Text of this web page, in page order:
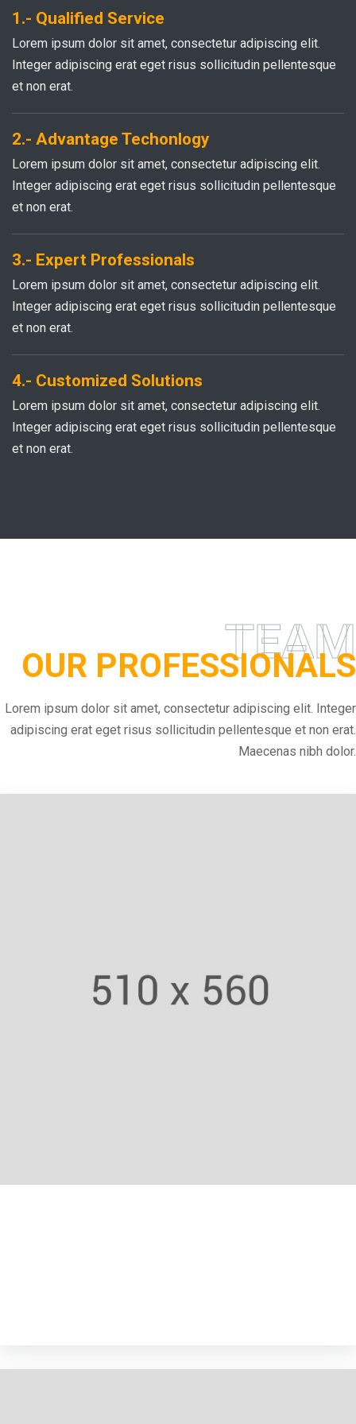
1.- Qualified Service
Lorem ipsum dolor sit amet, consectetur adipiscing elit.
Integer adipiscing erat eget risus sollicitudin pellentesque
et non erat.
2.- Advantage Techonlogy
Lorem ipsum dolor sit amet, consectetur adipiscing elit.
Integer adipiscing erat eget risus sollicitudin pellentesque
et non erat.
3.- Expert Professionals
Lorem ipsum dolor sit amet, consectetur adipiscing elit.
Integer adipiscing erat eget risus sollicitudin pellentesque
et non erat.
4.- Customized Solutions
Lorem ipsum dolor sit amet, consectetur adipiscing elit.
Integer adipiscing erat eget risus sollicitudin pellentesque
et non erat.
TEAM
OUR PROFESSIONALS
Lorem ipsum dolor sit amet, consectetur adipiscing elit. Integer
adipiscing erat eget risus sollicitudin pellentesque et non erat.
Maecenas nibh dolor.